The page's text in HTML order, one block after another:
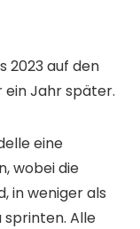
2023 auf den
Jahr später.
eine
wobei die
in weniger als
sprinten. Alle